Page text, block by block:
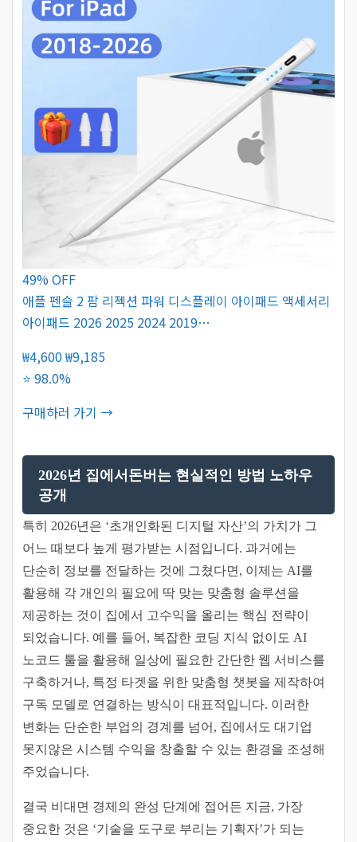
49% OFF
애플 펜슬 2 팜 리젝션 파워 디스플레이 아이패드 액세서리
아이패드 2026 2025 2024 2019…
₩4,600₩9,185
⭐ 98.0%
구매하러 가기 →
2026년 집에서돈버는 현실적인 방법 노하우
공개
특히 2026년은 ‘초개인화된 디지털 자산’의 가치가 그
어느 때보다 높게 평가받는 시점입니다. 과거에는
단순히 정보를 전달하는 것에 그쳤다면, 이제는 AI를
활용해 각 개인의 필요에 딱 맞는 맞춤형 솔루션을
제공하는 것이 집에서 고수익을 올리는 핵심 전략이
되었습니다. 예를 들어, 복잡한 코딩 지식 없이도 AI
노코드 툴을 활용해 일상에 필요한 간단한 웹 서비스를
구축하거나, 특정 타겟을 위한 맞춤형 챗봇을 제작하여
구독 모델로 연결하는 방식이 대표적입니다. 이러한
변화는 단순한 부업의 경계를 넘어, 집에서도 대기업
못지않은 시스템 수익을 창출할 수 있는 환경을 조성해
주었습니다.
결국 비대면 경제의 완성 단계에 접어든 지금, 가장
중요한 것은 ‘기술을 도구로 부리는 기획자’가 되는